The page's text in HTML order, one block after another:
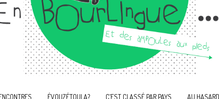
ÉVOUZÉTOULA? C’EST CLASSÉ PAR PAYS AU